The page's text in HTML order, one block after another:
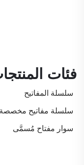
فئات
سلسلة المفاتيح
سلسلة مفاتيح مخصصة
سوار مفتاح مُسمَّى